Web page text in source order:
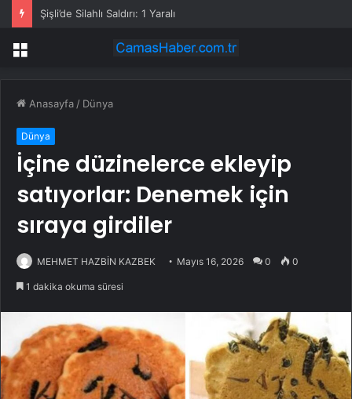
Şişli’de Silahlı Saldırı: 1 Yaralı
Menü
Anasayfa / Dünya
Dünya
İçine düzinelerce ekleyip
satıyorlar: Denemek için
sıraya girdiler
MEHMET HAZBİN KAZBEK Mayıs 16, 2026 0 0
1 dakika okuma süresi